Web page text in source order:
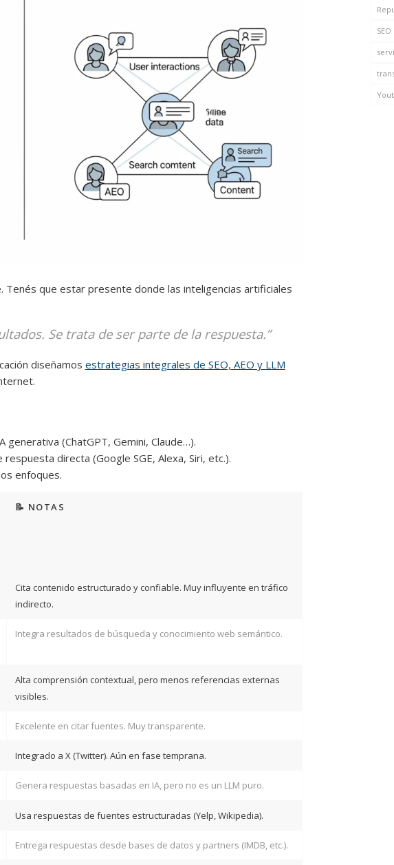
Tenés que estar presente donde las inteligencias artificiales
Se trata de ser parte de la respuesta.”
diseñamos estrategias integrales de SEO, AEO y LLM
generativa (ChatGPT, Gemini, Claude…).
directa (Google SGE, Alexa, Siri, etc.).
enfoques.
📝 NOTAS
Cita contenido estructurado y confiable. Muy influyente en tráfico
indirecto.
Integra resultados de búsqueda y conocimiento web semántico.
Alta comprensión contextual, pero menos referencias externas
visibles.
Excelente en citar fuentes. Muy transparente.
Integrado a X (Twitter). Aún en fase temprana.
Genera respuestas basadas en IA, pero no es un LLM puro.
Usa respuestas de fuentes estructuradas (Yelp, Wikipedia).
Entrega respuestas desde bases de datos y partners (IMDB, etc.).
SEO